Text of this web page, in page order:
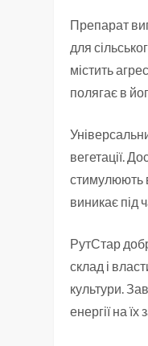
Препарат
для
містить
полягає в
вегетації.
стимулюють
виникає під
РутСтар
склад і
культури.
енергії на